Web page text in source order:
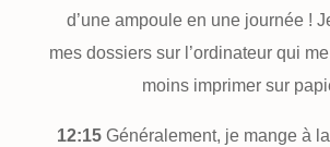
d’une ampoule en une journée !
mes dossiers sur l’ordinateur qui
moins imprimer sur
12:15Généralement, je mange à